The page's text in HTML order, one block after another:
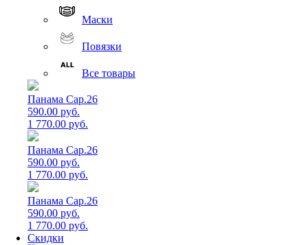
Маски
Повязки
Все товары
Панама Cap.26
590.00 руб.
1 770.00 руб.
Панама Cap.26
590.00 руб.
1 770.00 руб.
Панама Cap.26
590.00 руб.
1 770.00 руб.
Скидки